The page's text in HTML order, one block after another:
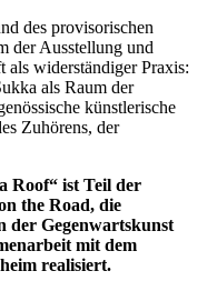
des provisorischen
der Ausstellung und
als widerständiger Praxis:
als Raum der
künstlerische
Zuhörens, der
Roof“ ist Teil der
the Road, die
der Gegenwartskunst
mit dem
realisiert.